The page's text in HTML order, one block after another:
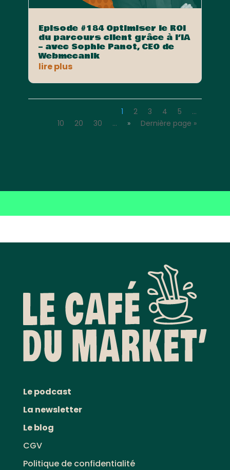
Episode #184 Optimiser le ROI
du parcours client grâce à l’IA
– avec Sophie Panot, CEO de
Webmecanik
lire plus
1 2 3 4 5
…
10
20 30 … » Dernière page »
Le podcast
La newsletter
Le blog
CGV
Politique de confidentialité